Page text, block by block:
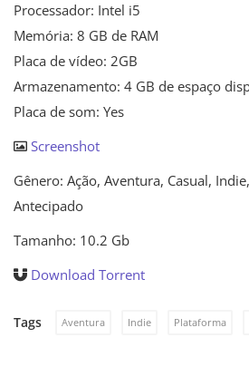
Processador: Intel i5
Memória: 8 GB de RAM
Placa de vídeo: 2GB
Armazenamento: 4 GB de espaço
Placa de som: Yes
Screenshot
Gênero: Ação, Aventura, Casual,
Antecipado
Tamanho: 10.2 Gb
Download Torrent
Tags Aventura Indie Plataforma